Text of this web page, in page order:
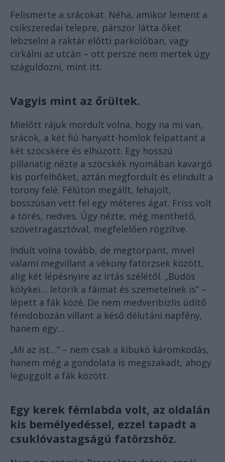
Felismerte a srácokat. Néha, amikor lement a
csíkszeredai telepre, párszor látta őket
lebzselni a raktár előtti parkolóban, vagy
cirkálni az utcán – ott persze nem mertek úgy
száguldozni, mint itt.
Vagyis mint az őrültek.
Mielőtt rájuk mordult volna, hogy na mi van,
srácok, a két fiú hanyatt-homlok felpattant a
két szöcskére és elhúzott. Egy hosszú
pillanatig nézte a szöcskék nyomában kavargó
kis porfelhőket, aztán megfordult és elindult a
torony felé. Félúton megállt, lehajolt,
bosszúsan vett fel egy méteres ágat. Friss volt
a törés, nedves. Úgy nézte, még menthető,
szövetragasztóval, megfelelően rögzítve.
Indult volna tovább, de megtorpant, mivel
valami megvillant a vékony fatörzsek között,
alig két lépésnyire az irtás szélétől. „Büdös
kölykei… letörik a fáimat és szemetelnek is” –
lépett a fák közé. De nem medveribizlis üdítő
fémdobozán villant a késő délutáni napfény,
hanem egy…
„Mi az ist…” – nem csak a kibukó káromkodás,
hanem még a gondolata is megszakadt, ahogy
leguggolt a fák között.
Egy kerek fémlabda volt, az oldalán
kis bemélyedéssel, ezzel tapadt a
csuklóvastagságú fatörzshöz.